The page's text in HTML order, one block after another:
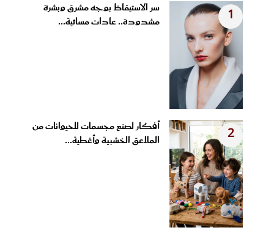
1
سر الاستيقاظ بوجه مشرق وبشرة
مشدودة.. عادات مسائية...
2
أفكار لصنع مجسمات للحيوانات من
الملاعق الخشبية وأغطية...